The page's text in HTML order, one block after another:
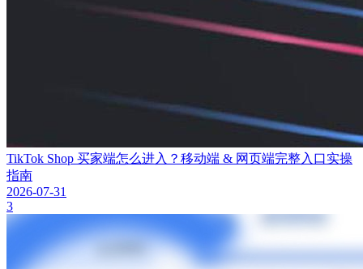
TikTok Shop 买家端怎么进入？移动端 & 网页端完整入口实操
指南
2026-07-31
3